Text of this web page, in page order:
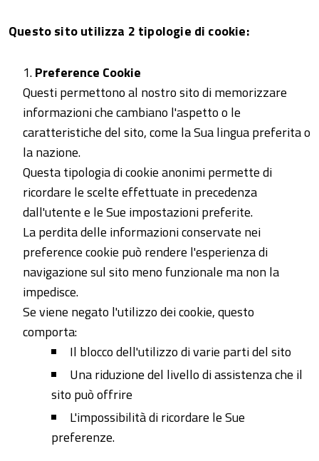
Questo sito utilizza 2 tipologie di cookie:
Preference Cookie
Questi permettono al nostro sito di memorizzare
informazioni che cambiano l'aspetto o le
caratteristiche del sito, come la Sua lingua preferita o
la nazione.
Questa tipologia di cookie anonimi permette di
ricordare le scelte effettuate in precedenza
dall'utente e le Sue impostazioni preferite.
La perdita delle informazioni conservate nei
preference cookie può rendere l'esperienza di
navigazione sul sito meno funzionale ma non la
impedisce.
Se viene negato l'utilizzo dei cookie, questo
comporta:
Il blocco dell'utilizzo di varie parti del sito
Una riduzione del livello di assistenza che il
sito può offrire
L'impossibilità di ricordare le Sue
preferenze.